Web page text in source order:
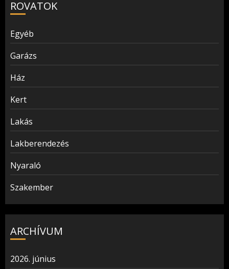
ROVATOK
Egyéb
Garázs
Ház
Kert
Lakás
Lakberendezés
Nyaraló
Szakember
ARCHÍVUM
2026. június